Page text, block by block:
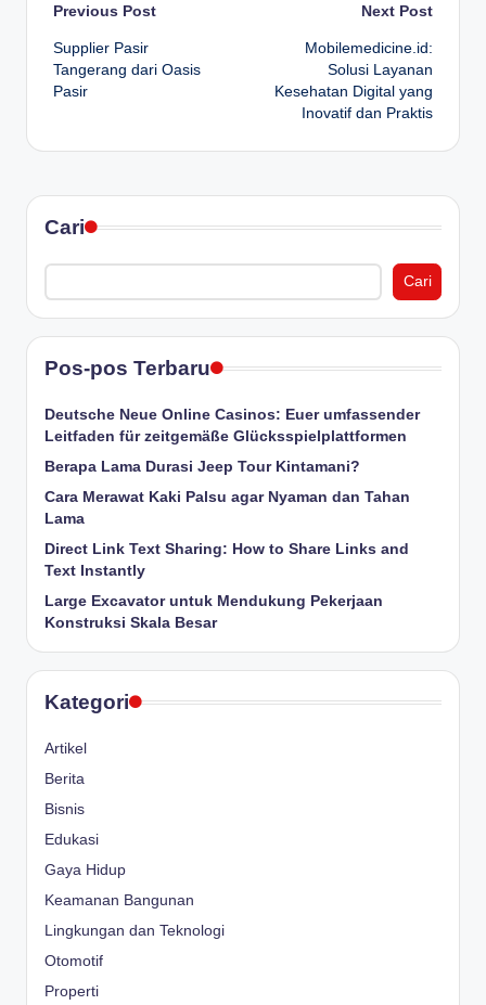
Post
navigation
Previous Post
Supplier Pasir
Tangerang dari Oasis
Pasir
Next Post
Mobilemedicine.id:
Solusi Layanan
Kesehatan Digital yang
Inovatif dan Praktis
Cari
Cari
Pos-pos Terbaru
Deutsche Neue Online Casinos: Euer umfassender
Leitfaden für zeitgemäße Glücksspielplattformen
Berapa Lama Durasi Jeep Tour Kintamani?
Cara Merawat Kaki Palsu agar Nyaman dan Tahan
Lama
Direct Link Text Sharing: How to Share Links and
Text Instantly
Large Excavator untuk Mendukung Pekerjaan
Konstruksi Skala Besar
Kategori
Artikel
Berita
Bisnis
Edukasi
Gaya Hidup
Keamanan Bangunan
Lingkungan dan Teknologi
Otomotif
Properti